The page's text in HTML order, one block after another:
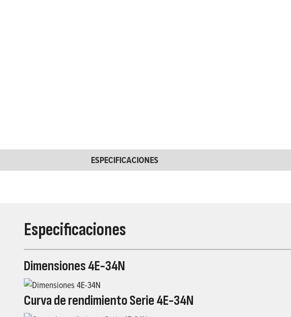
ESPECIFICACIONES
Especificaciones
Dimensiones 4E-34N
Curva de rendimiento Serie 4E-34N